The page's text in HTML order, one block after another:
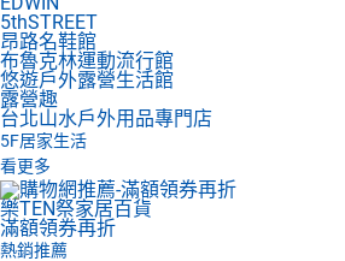
5thSTREET
昂路名鞋館
布魯克林運動流行館
悠遊戶外露營生活館
露營趣
台北山水戶外用品專門店
5F居家生活
看更多
樂TEN祭家居百貨
滿額領券再折
熱銷推薦